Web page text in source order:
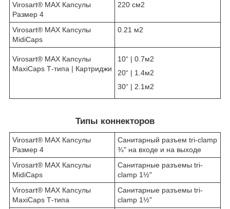
Virosart® MAX Капсулы
Размер 4
220 см2
Virosart® MAX Капсулы
MidiCaps
0.21 м2
Virosart® MAX Капсулы
MaxiCaps Т-типа | Картриджи
10“ | 0.7м2
20“ | 1.4м2
30“ | 2.1м2
Типы коннекторов
Virosart® MAX Капсулы
Размер 4
Санитарный разъем tri-clamp
¾" на входе и на выходе
Virosart® MAX Капсулы
MidiCaps
Санитарные разъемы tri-
clamp 1½"
Virosart® MAX Капсулы
MaxiCaps Т-типа
Санитарные разъемы tri-
clamp 1½"